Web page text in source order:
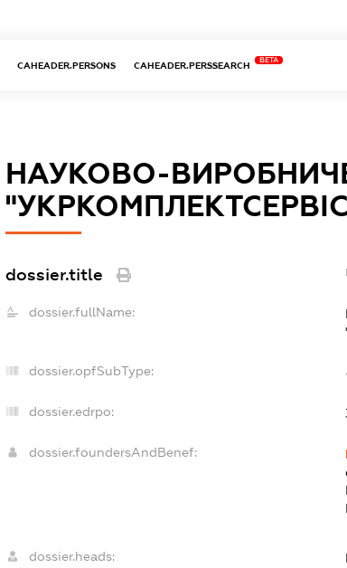
CAHEADER.PERSONS CAHEADER.PERSSEARCH
BETA
НАУКОВО-
dossier.title
dossier.fullName:
dossier.opfSubType:
dossier.edrpo:
dossier.foundersAndBenef:
dossier.heads: